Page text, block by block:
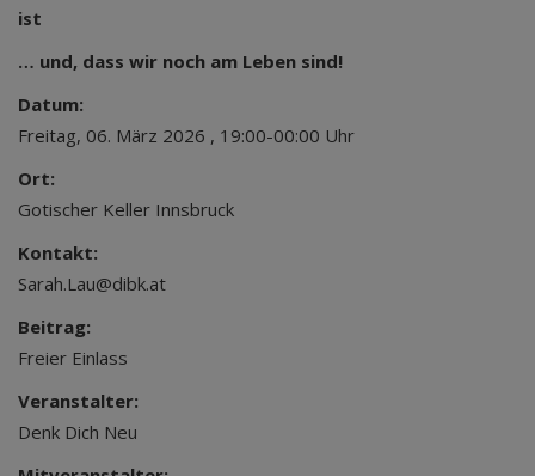
ist
… und, dass wir noch am Leben sind!
Datum:
Freitag, 06. März 2026 , 19:00-00:00 Uhr
Ort:
Gotischer Keller Innsbruck
Kontakt:
Sarah.Lau@dibk.at
Beitrag:
Freier Einlass
Veranstalter:
Denk Dich Neu